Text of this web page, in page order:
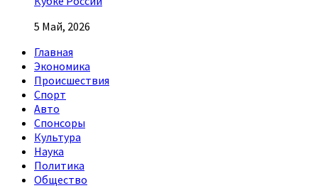
5 Май, 2026
Главная
Экономика
Происшествия
Спорт
Авто
Спонсоры
Культура
Наука
Политика
Общество